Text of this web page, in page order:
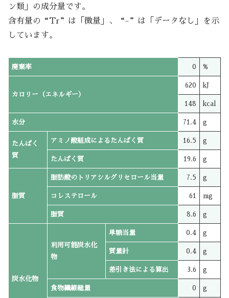
ン類」の成分量です。
含有量の“Tr”は「微量」、“-”は「データなし」を示
しています。
廃棄率 0 %
カロリー（エネルギー）
620 kJ
148 kcal
水分 71.4 g
たんぱく
質
アミノ酸組成によるたんぱく質 16.5 g
たんぱく質 19.6 g
脂質
脂肪酸のトリアシルグリセロール当量 7.5 g
コレステロール 61 mg
脂質 8.6 g
炭水化物
利用可能炭水化
物
単糖当量 0.4 g
質量計 0.4 g
差引き法による算出 3.6 g
食物繊維総量 0 g